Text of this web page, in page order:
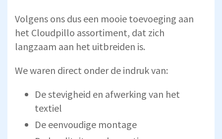
Volgens ons dus een mooie toevoeging aan
het Cloudpillo assortiment, dat zich
langzaam aan het uitbreiden is.
We waren direct onder de indruk van:
De stevigheid en afwerking van het
textiel
De eenvoudige montage